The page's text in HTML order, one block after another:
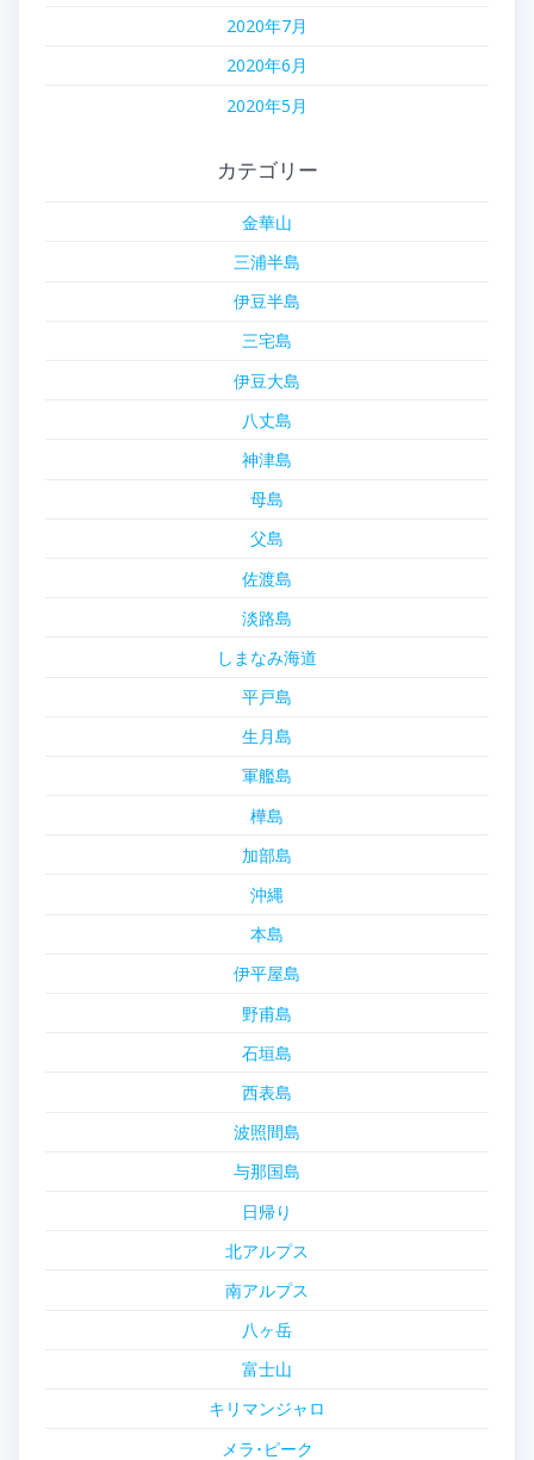
2020年7月
2020年6月
2020年5月
カテゴリー
金華山
三浦半島
伊豆半島
三宅島
伊豆大島
八丈島
神津島
母島
父島
佐渡島
淡路島
しまなみ海道
平戸島
生月島
軍艦島
樺島
加部島
沖縄
本島
伊平屋島
野甫島
石垣島
西表島
波照間島
与那国島
日帰り
北アルプス
南アルプス
八ヶ岳
富士山
キリマンジャロ
メラ･ピーク